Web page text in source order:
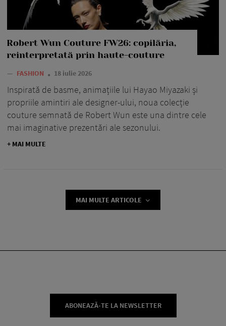
Robert Wun Couture FW26: copilăria,
reinterpretată prin haute-couture
— FASHION 18 iulie 2026
Inspirată de basme, animațiile lui Hayao Miyazaki și
propriile amintiri ale designer-ului, noua colecție
couture semnată de Robert Wun este una dintre cele
mai imaginative prezentări ale sezonului.
+ MAI MULTE
MAI MULTE ARTICOLE
ABONEAZĂ-TE LA NEWSLETTER